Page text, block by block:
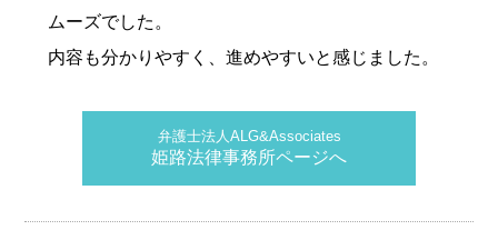
ムーズでした。
内容も分かりやすく、進めやすいと感じました。
弁護士法人ALG&Associates
姫路法律事務所ページへ